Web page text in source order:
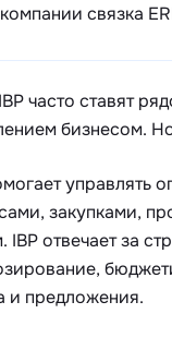
связка
часто ставят
бизнесом.
управлять
закупками,
IBP отвечает за
и предложения.